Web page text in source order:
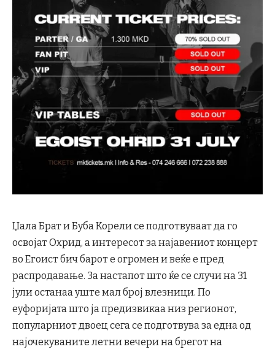
Џала Брат и Буба Корели се подготвуваат да го
освојат Охрид, а интересот за најавениот концерт
во Егоист бич барот е огромен и веќе е пред
распродавање. За настапот што ќе се случи на 31
јули останаа уште мал број влезници. По
еуфоријата што ја предизвикаа низ регионот,
популарниот двоец сега се подготвува за една од
најочекуваните летни вечери на брегот на